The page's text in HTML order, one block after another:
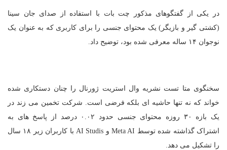
در یکی از گفتگوهای مذکور چت بات با استفاده از صدای جان سینا
(کشتی گیر و بازیگر) یک محتوای جنسی را برای کاربری که به عنوان یک
نوجوان ۱۴ ساله معرفی شده بود، توضیح داد.
سخنگوی متا تست نشریه وال استریت ژورنال را چنان دستکاری شده
خواند که نه تنها حاشیه ای بلکه فرضی است. شرکت تخمین می زند در
یک بازه ۳۰ روزه محتوای جنسی حدود ۰.۰۲ درصد از پاسخ های به
اشتراک گذاشته شده توسط Meta AI و AI Studis با کاربران زیر ۱۸ سال
را تشکیل می دهد.